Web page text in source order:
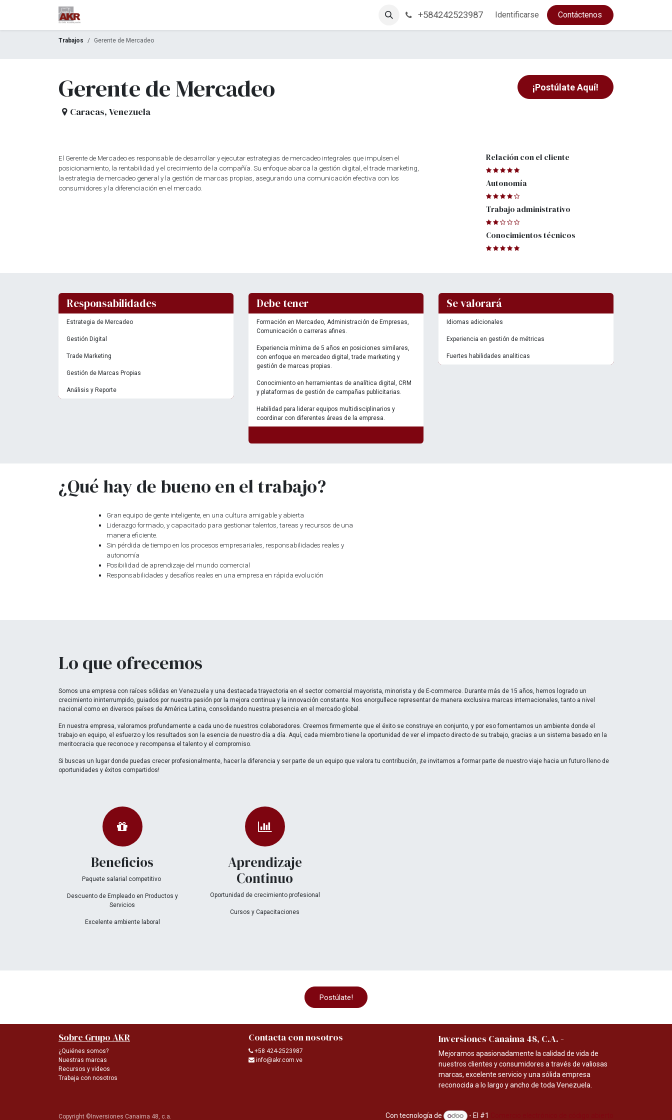
Empleos +584242523987 Identificarse Contáctenos
Trabajos Gerente de Mercadeo
¡Postúlate Aquí!
Gerente de Mercadeo
Caracas,Venezuela
El Gerente de Mercadeo es responsable de desarrollar y ejecutar estrategias de mercadeo integrales que impulsen el
posicionamiento, la rentabilidad y el crecimiento de la compañía. Su enfoque abarca la gestión digital, el trade marketing,
la estrategia de mercadeo general y la gestión de marcas propias, asegurando una comunicación efectiva con los
consumidores y la diferenciación en el mercado.
Relación con el cliente
Autonomía
Trabajo administrativo
Conocimientos técnicos
Responsabilidades
Estrategia de Mercadeo
Gestión Digital
Trade Marketing
Gestión de Marcas Propias
Análisis y Reporte
Debe tener
Formación en Mercadeo, Administración de Empresas,
Comunicación o carreras afines.
Experiencia mínima de 5 años en posiciones similares,
con enfoque en mercadeo digital, trade marketing y
gestión de marcas propias.
Conocimiento en herramientas de analítica digital, CRM
y plataformas de gestión de campañas publicitarias.
Habilidad para liderar equipos multidisciplinarios y
coordinar con diferentes áreas de la empresa.
Se valorará
Idiomas adicionales
Experiencia en gestión de métricas
Fuertes habilidades analiticas
¿Qué hay de bueno en el trabajo?
Gran equipo de gente inteligente, en una cultura amigable y abierta
Liderazgo formado, y capacitado para gestionar talentos, tareas y recursos de una
manera eficiente.
Sin pérdida de tiempo en los procesos empresariales, responsabilidades reales y
autonomía
Posibilidad de aprendizaje del mundo comercial
Responsabilidades y desafíos reales en una empresa en rápida evolución
Lo que ofrecemos
Somos una empresa con raíces sólidas en Venezuela y una destacada trayectoria en el sector comercial mayorista, minorista y de E-commerce. Durante más de 15 años, hemos logrado un
crecimiento ininterrumpido, guiados por nuestra pasión por la mejora continua y la innovación constante. Nos enorgullece representar de manera exclusiva marcas internacionales, tanto a nivel
nacional como en diversos países de América Latina, consolidando nuestra presencia en el mercado global.
En nuestra empresa, valoramos profundamente a cada uno de nuestros colaboradores. Creemos firmemente que el éxito se construye en conjunto, y por eso fomentamos un ambiente donde el
trabajo en equipo, el esfuerzo y los resultados son la esencia de nuestro día a día. Aquí, cada miembro tiene la oportunidad de ver el impacto directo de su trabajo, gracias a un sistema basado en la
meritocracia que reconoce y recompensa el talento y el compromiso.
Si buscas un lugar donde puedas crecer profesionalmente, hacer la diferencia y ser parte de un equipo que valora tu contribución, ¡te invitamos a formar parte de nuestro viaje hacia un futuro lleno de
oportunidades y éxitos compartidos!
Beneficios
Paquete salarial competitivo
Descuento de Empleado en Productos y
Servicios
Excelente ambiente laboral
Aprendizaje
Continuo
Oportunidad de crecimiento profesional
Cursos y Capacitaciones
Postúlate!
Sobre Grupo AKR
¿Quiénes somos?
Nuestras marcas
Recursos y videos
Trabaja con nosotros
Contacta con nosotros
+58 424-2523987
info@akr.com.ve
Inversiones Canaima 48, C.A. -
Mejoramos apasionadamente la calidad de vida de
nuestros clientes y consumidores a través de valiosas
marcas, excelente servicio y una sólida empresa
reconocida a lo largo y ancho de toda Venezuela.
Copyright ©Inversiones Canaima 48, c.a. Con tecnología de - El #1